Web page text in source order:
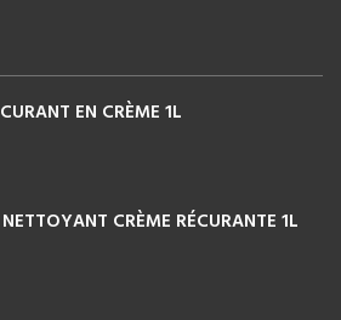
EN CRÈME 1L
CRÈME RÉCURANTE 1L